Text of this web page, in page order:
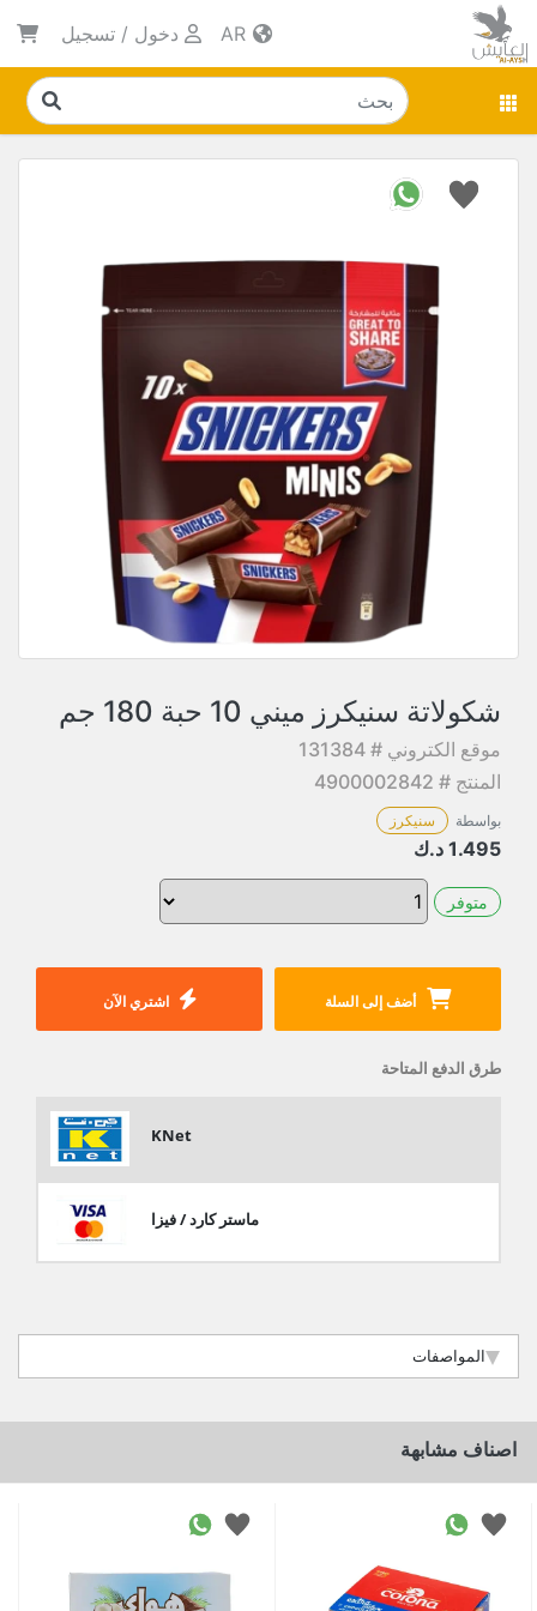
دخول / تسجيل
شكولاتة سنيكرز ميني 10 حبة 180 جم
موقع الكتروني # 131384
المنتج # 4900002842
بواسطة سنيكرز
1.495 د.ك
متوفر
أضف إلى السلة اشتري الآن
طرق الدفع المتاحة
KNet
ماستر كارد / فيزا
المواصفات
اصناف مشابهة